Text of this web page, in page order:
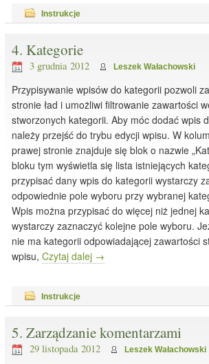
Instrukcje
4. Kategorie
3 grudnia 2012 Leszek Wałachowski
Przypisywanie wpisów do kategorii pozwoli
stronie ład i umożliwi filtrowanie zawartości
stworzonych kategorii. Aby móc dodać wpis
należy przejść do trybu edycji wpisu. W
prawej stronie znajduje się blok o nazwie
bloku tym wyświetla się lista istniejących
przypisać dany wpis do kategorii wystarczy
odpowiednie pole wyboru przy wybranej
Wpis można przypisać do więcej niż jednej
wystarczy zaznaczyć kolejne pole wyboru.
nie ma kategorii odpowiadającej zawartości
wpisu,Czytaj dalej →
Instrukcje
5. Zarządzanie komentarzami
29 listopada 2012 Leszek Wałachowski